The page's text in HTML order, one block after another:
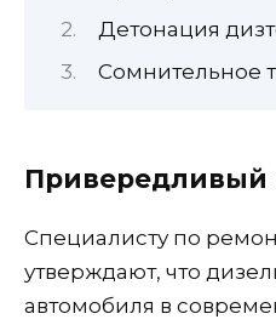
Детонация
Сомнительное
Привередливый
Специалисту по
утверждают, что
автомобиля в